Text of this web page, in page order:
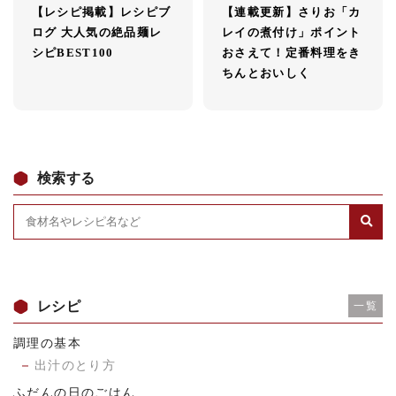
【レシピ掲載】レシピブ
ログ 大人気の絶品麺レ
シピBEST100
【連載更新】さりお「カ
レイの煮付け」ポイント
おさえて！定番料理をき
ちんとおいしく
検索する
レシピ 一覧
調理の基本
出汁のとり方
ふだんの日のごはん